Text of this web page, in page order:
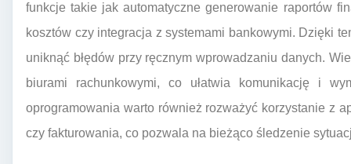
funkcje takie jak automatyczne generowanie raportów
kosztów czy integracja z systemami bankowymi. Dzięki
uniknąć błędów przy ręcznym wprowadzaniu danych.
biurami rachunkowymi, co ułatwia komunikację i
oprogramowania warto również rozważyć korzystanie z
czy fakturowania, co pozwala na bieżąco śledzenie